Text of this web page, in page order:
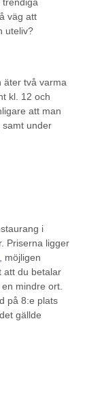
väg att
uteliv?
äter två varma
kl. 12 och
att man
under
i
Priserna ligger
, möjligen
att du betalar
mindre ort.
på 8:e plats
gällde